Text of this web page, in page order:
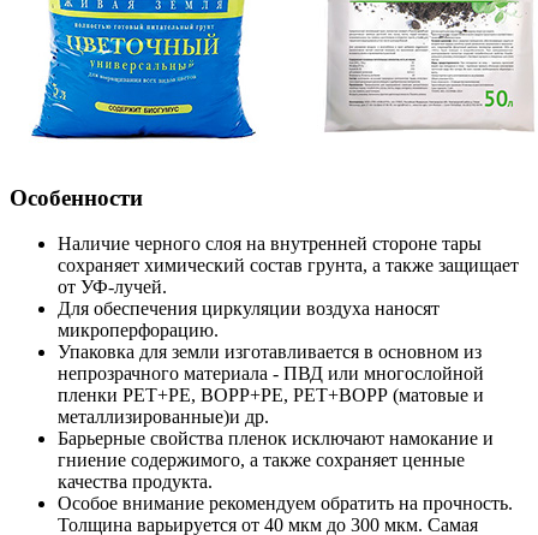
Особенности
Наличие черного слоя на внутренней стороне тары
сохраняет химический состав грунта, а также защищает
от УФ-лучей.
Для обеспечения циркуляции воздуха наносят
микроперфорацию.
Упаковка для земли изготавливается в основном из
непрозрачного материала - ПВД или многослойной
пленки РЕТ+РЕ, ВОРР+РЕ, РЕТ+ВОРР (матовые и
металлизированные)и др.
Барьерные свойства пленок исключают намокание и
гниение содержимого, а также сохраняет ценные
качества продукта.
Особое внимание рекомендуем обратить на прочность.
Толщина варьируется от 40 мкм до 300 мкм. Самая